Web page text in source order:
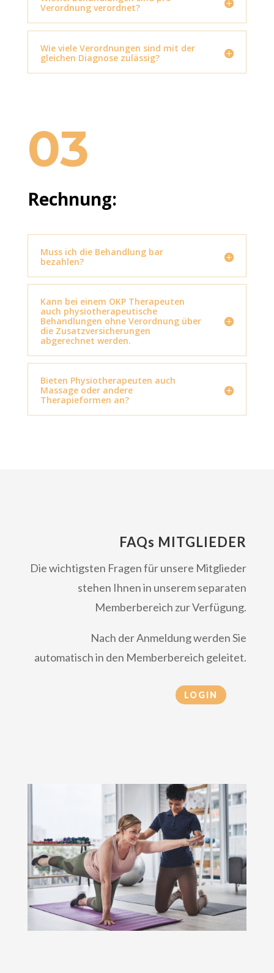
Verordnung verordnet?
Wie viele Verordnungen sind mit der
gleichen Diagnose zulässig?
03
Rechnung:
Muss ich die Behandlung bar
bezahlen?
Kann bei einem OKP Therapeuten
auch physiotherapeutische
Behandlungen ohne Verordnung über
die Zusatzversicherungen
abgerechnet werden.
Bieten Physiotherapeuten auch
Massage oder andere
Therapieformen an?
FAQs MITGLIEDER
Die wichtigsten Fragen für unsere Mitglieder
stehen Ihnen in unserem separaten
Memberbereich zur Verfügung.
Nach der Anmeldung werden Sie
automatisch in den Memberbereich geleitet.
LOGIN